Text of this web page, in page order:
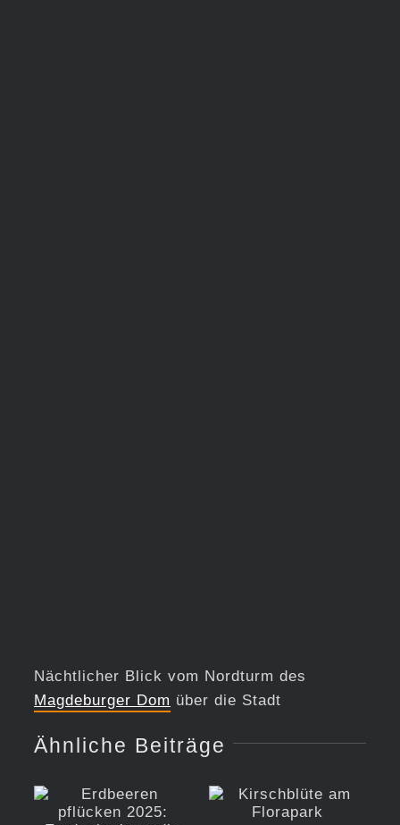
Nächtlicher Blick vom Nordturm des
Magdeburger Dom über die Stadt
Ähnliche Beiträge